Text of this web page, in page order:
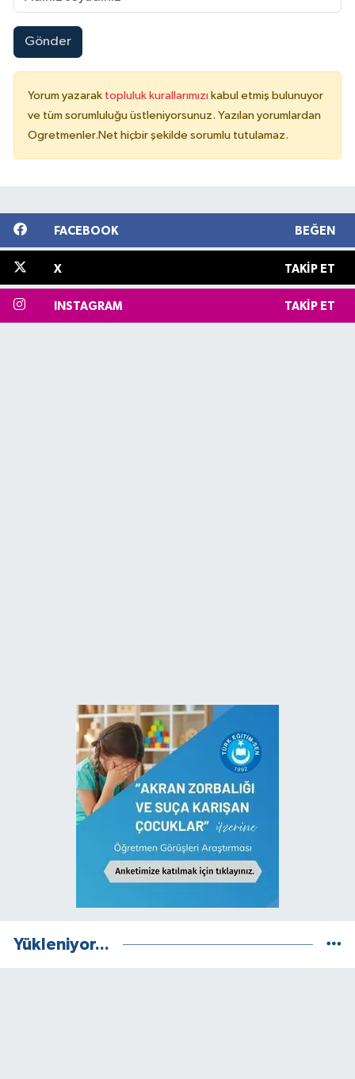
Gönder
Yorum yazarak topluluk kurallarımızı kabul etmiş bulunuyor
ve tüm sorumluluğu üstleniyorsunuz. Yazılan yorumlardan
Ogretmenler.Net hiçbir şekilde sorumlu tutulamaz.
FACEBOOK BEĞEN
X TAKIP ET
INSTAGRAM TAKIP ET
Yükleniyor...